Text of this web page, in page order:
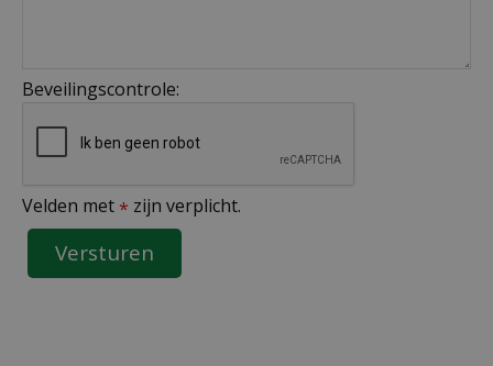
Beveilingscontrole:
Velden met * zijn verplicht.